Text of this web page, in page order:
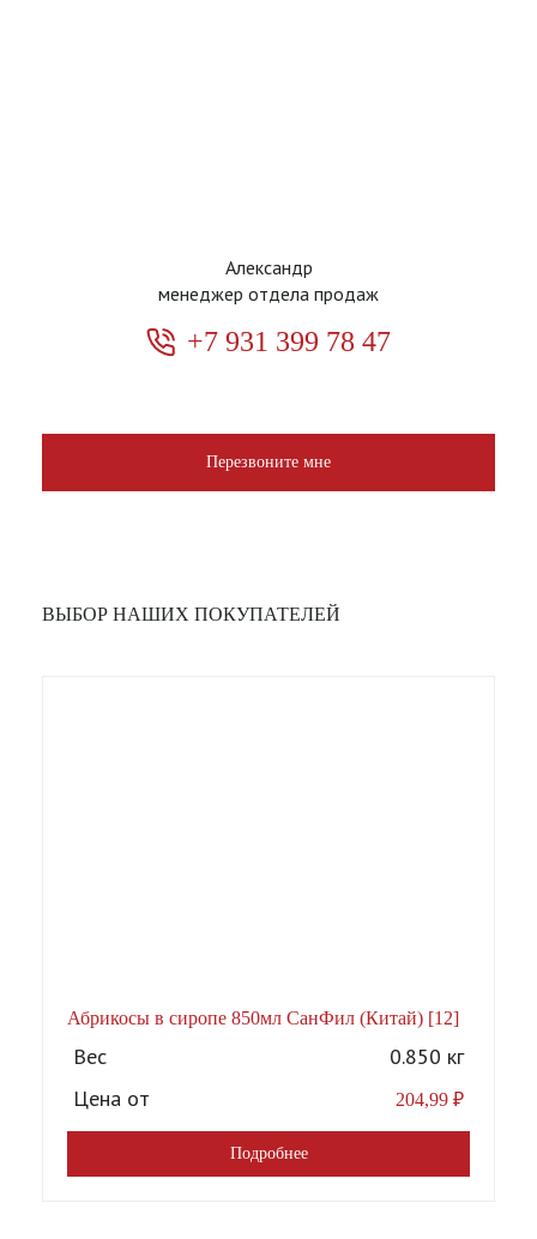
Александр
менеджер отдела продаж
+7 931 399 78 47
Перезвоните мне
ВЫБОР НАШИХ ПОКУПАТЕЛЕЙ
Абрикосы в сиропе 850мл СанФил (Китай) [12]
Вес
0.850 кг
Цена от
204,99 ₽
Подробнее